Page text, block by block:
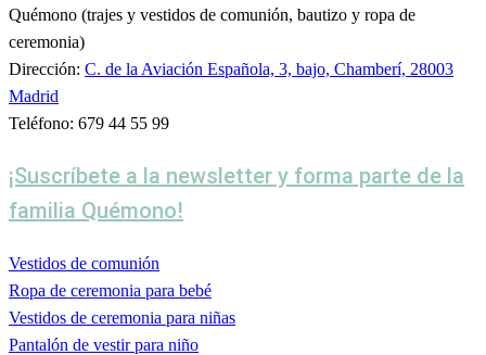
Quémono (trajes y vestidos de comunión, bautizo y ropa de
ceremonia)
Dirección: C. de la Aviación Española, 3, bajo, Chamberí, 28003
Madrid
Teléfono: 679 44 55 99
¡Suscríbete a la newsletter y forma parte de la
familia Quémono!
Vestidos de comunión
Ropa de ceremonia para bebé
Vestidos de ceremonia para niñas
Pantalón de vestir para niño